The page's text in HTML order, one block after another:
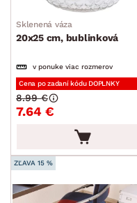
Sklenená váza
20x25 cm, bublinková
v ponuke viac rozmerov
Cena po zadaní kódu DOPLNKY
7.64 €
8.99 €
ZĽAVA 15 %